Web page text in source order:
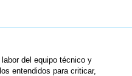
del equipo técnico y
entendidos para criticar,